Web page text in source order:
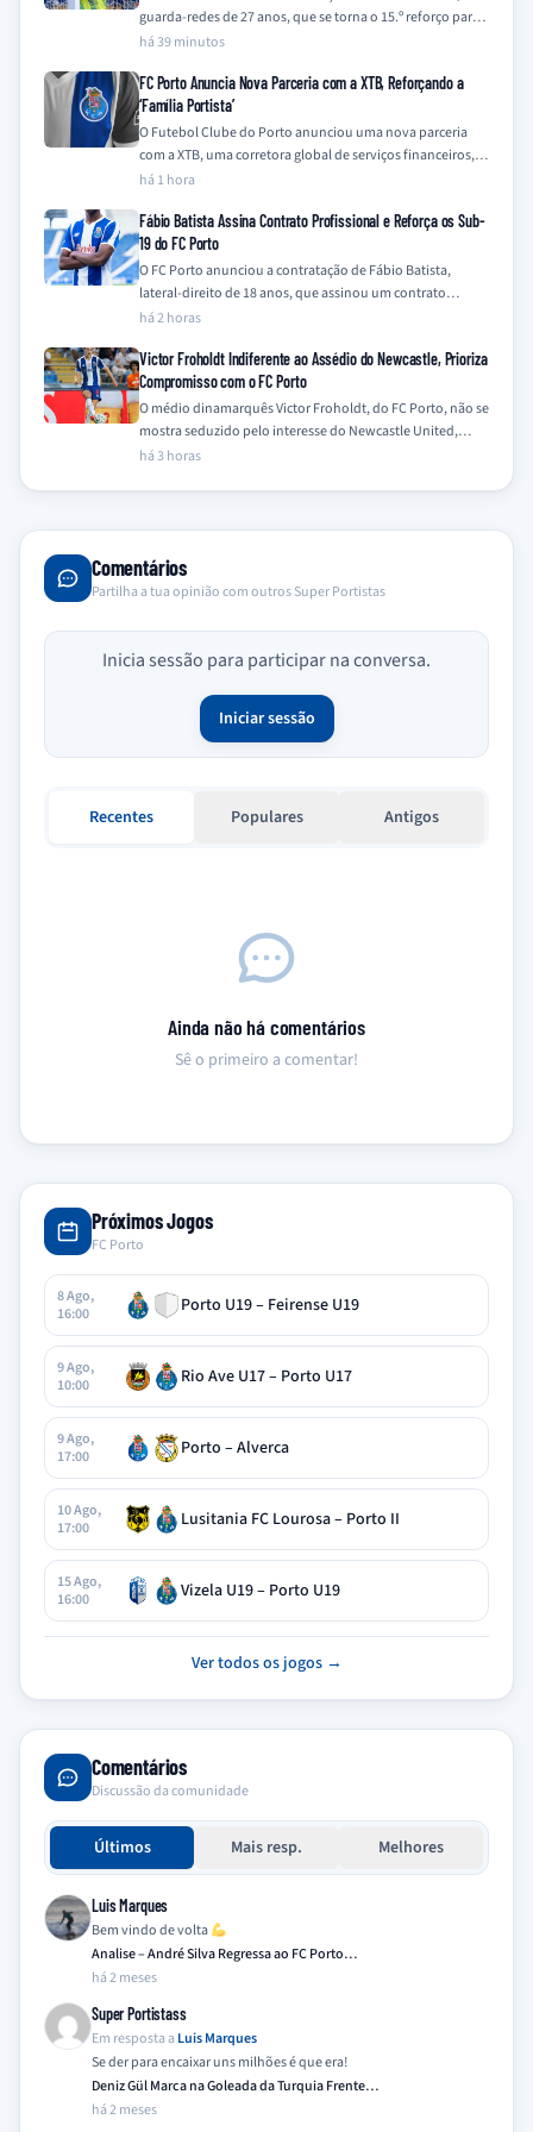
guarda-redes de 27 anos, que se torna o 15.º reforço para a
equipa…
há 39 minutos
FC Porto Anuncia Nova Parceria com a XTB, Reforçando a
‘Família Portista’
O Futebol Clube do Porto anunciou uma nova parceria
com a XTB, uma corretora global de serviços financeiros,
integrando a empresa na…
há 1 hora
Fábio Batista Assina Contrato Profissional e Reforça os Sub-
19 do FC Porto
O FC Porto anunciou a contratação de Fábio Batista,
lateral-direito de 18 anos, que assinou um contrato
profissional com o clube e…
há 2 horas
Victor Froholdt Indiferente ao Assédio do Newcastle, Prioriza
Compromisso com o FC Porto
O médio dinamarquês Victor Froholdt, do FC Porto, não se
mostra seduzido pelo interesse do Newcastle United,
mantendo-se focado no seu compromisso…
há 3 horas
Comentários
Partilha a tua opinião com outros Super Portistas
Inicia sessão para participar na conversa.
Iniciar sessão
Recentes Populares Antigos
Ainda não há comentários
Sê o primeiro a comentar!
Próximos Jogos
FC Porto
8 Ago,
16:00
Porto U19 – Feirense U19
9 Ago,
10:00
Rio Ave U17 – Porto U17
9 Ago,
17:00
Porto – Alverca
10 Ago,
17:00
Lusitania FC Lourosa – Porto II
15 Ago,
16:00
Vizela U19 – Porto U19
Ver todos os jogos →
Comentários
Discussão da comunidade
Últimos Mais resp. Melhores
Luis Marques
Bem vindo de volta
Analise – André Silva Regressa ao FC Porto…
há 2 meses
Super Portistass
Em resposta a Luis Marques
Se der para encaixar uns milhões é que era!
Deniz Gül Marca na Goleada da Turquia Frente…
há 2 meses